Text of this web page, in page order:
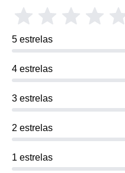
5 estrelas
4 estrelas
3 estrelas
2 estrelas
1 estrelas